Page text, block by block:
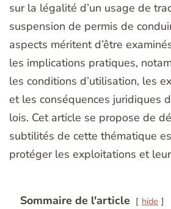
sur la légalité d’un usage de
suspension de permis de
aspects méritent d’être
les implications pratiques,
les conditions d’utilisation, les
et les conséquences juridiques
lois. Cet article se propose de
subtilités de cette thématique
protéger les exploitations et
Sommaire de l'article hide